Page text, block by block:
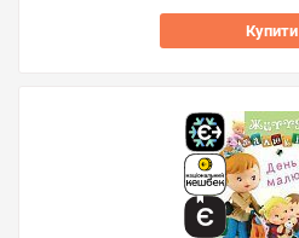
Купити